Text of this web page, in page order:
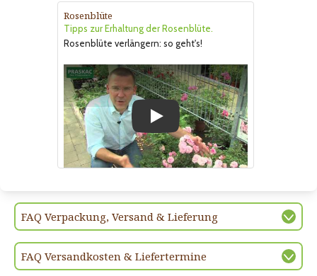
Rosenblüte
Tipps zur Erhaltung der Rosenblüte.
Rosenblüte verlängern: so geht's!
FAQ Verpackung, Versand & Lieferung
FAQ Versandkosten & Liefertermine